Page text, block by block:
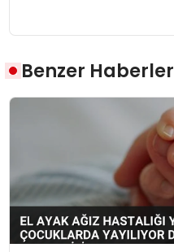
Benzer Haberler